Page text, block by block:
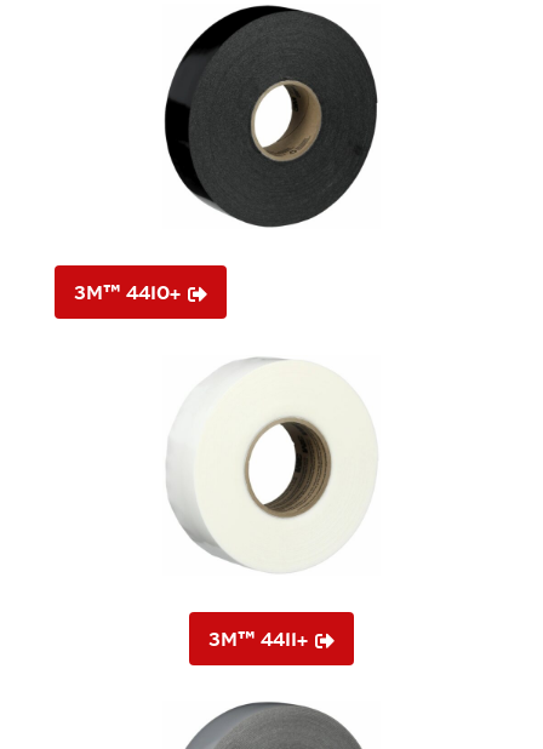
3M™ 4410+ 
3M™ 4411+ 